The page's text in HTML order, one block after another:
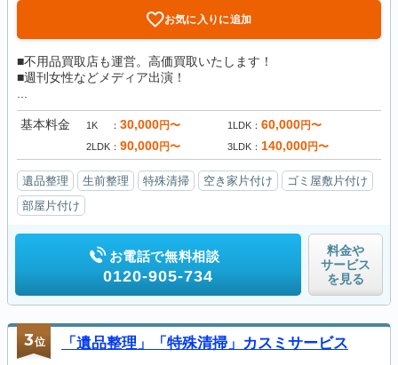
お気に入りに追加
■不用品買取店も運営。高価買取いたします！
■週刊女性などメディア出演！
基本料金 1K 30,000円〜 1LDK 60,000円〜
2LDK 90,000円〜 3LDK 140,000円〜
遺品整理 生前整理 特殊清掃 空き家片付け
ゴミ屋敷片付け
部屋片付け
お電話で無料相談
0120-905-734
料金や
サービス
を見る
3位 「遺品整理」「特殊清掃」カスミサービス